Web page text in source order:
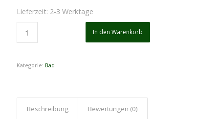
Lieferzeit: 2-3 Werktage
In den Warenkorb
Kategorie: Bad
Beschreibung Bewertungen (0)